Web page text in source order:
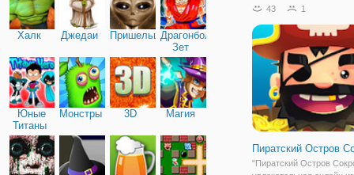
Халк Джедаи ПришельцыДрагонболл
Зет
Юные
Титаны
Монстры 3D Магия
ними на выживание. Вы
окружении
противников. Каждый из
вооружен и
43 1
Пиратский Остров
"Пиратский Остров